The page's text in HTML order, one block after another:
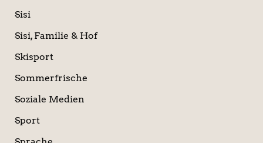
Sisi
Sisi, Familie & Hof
Skisport
Sommerfrische
Soziale Medien
Sport